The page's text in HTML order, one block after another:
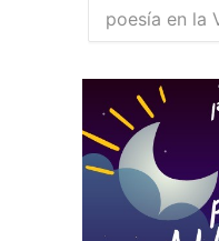
poesía en la